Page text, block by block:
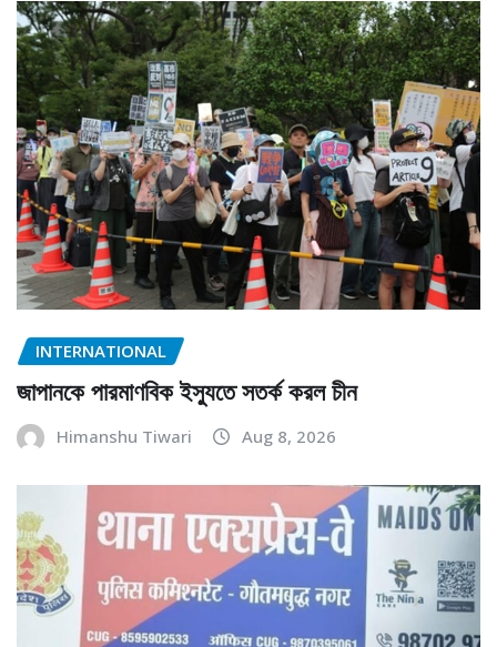
INTERNATIONAL
জাপানকে পারমাণবিক ইস্যুতে সতর্ক করল চীন
Himanshu Tiwari Aug 8, 2026